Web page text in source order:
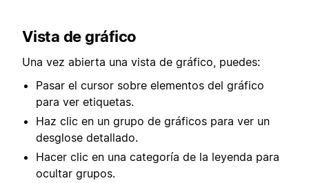
Vista de gráfico
Una vez abierta una vista de gráfico, puedes:
Pasar el cursor sobre elementos del gráfico
para ver etiquetas.
Haz clic en un grupo de gráficos para ver un
desglose detallado.
Hacer clic en una categoría de la leyenda para
ocultar grupos.